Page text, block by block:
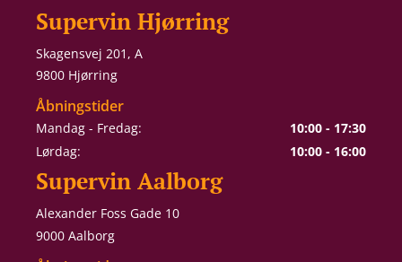
Supervin Hjørring
Skagensvej 201, A
9800 Hjørring
Åbningstider
Mandag - Fredag:
10:00 - 17:30
Lørdag:
10:00 - 16:00
Supervin Aalborg
Alexander Foss Gade 10
9000 Aalborg